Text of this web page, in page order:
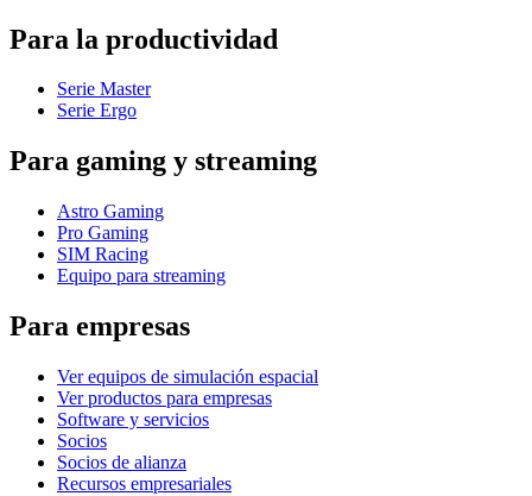
Para la productividad
Serie Master
Serie Ergo
Para gaming y streaming
Astro Gaming
Pro Gaming
SIM Racing
Equipo para streaming
Para empresas
Ver equipos de simulación espacial
Ver productos para empresas
Software y servicios
Socios
Socios de alianza
Recursos empresariales